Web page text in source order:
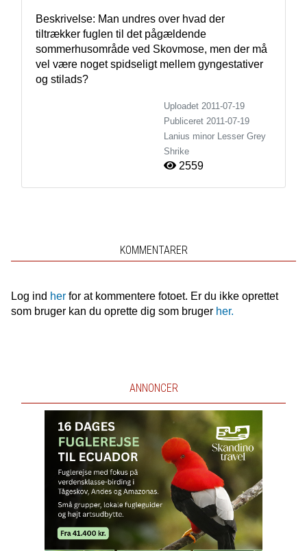
Beskrivelse: Man undres over hvad der
tiltrækker fuglen til det pågældende
sommerhusområde ved Skovmose, men der må
vel være noget spidseligt mellem gyngestativer
og stilads?
Uploadet 2011-07-19
Publiceret 2011-07-19
Lanius minor Lesser Grey
Shrike
2559
KOMMENTARER
Log ind herfor at kommentere fotoet. Er du ikke oprettet
som bruger kan du oprette dig som bruger her.
ANNONCER